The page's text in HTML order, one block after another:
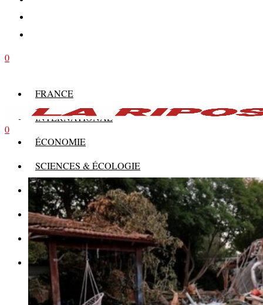
0
FRANCE
INTERNATIONAL
ÉCONOMIE
SCIENCES & ÉCOLOGIE
HISTOIRE
THÉORIE
CULTURE
MULTIMÉDIAS
0